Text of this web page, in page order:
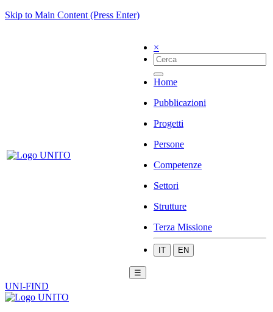
Skip to Main Content (Press Enter)
×
Home
Pubblicazioni
Progetti
Persone
Competenze
Settori
Strutture
Terza Missione
IT EN
☰
UNI-FIND